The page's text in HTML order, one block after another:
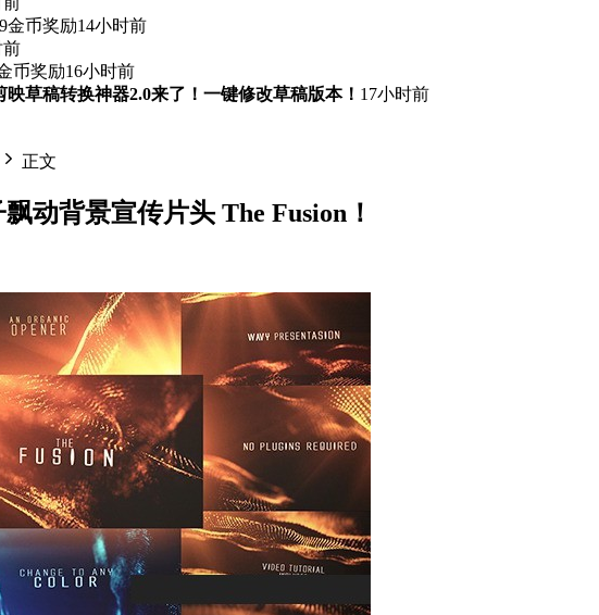
金币奖励14小时前
前
币奖励16小时前
映草稿转换神器2.0来了！一键修改草稿版本！ 17小时前
正文
动背景宣传片头 The Fusion！